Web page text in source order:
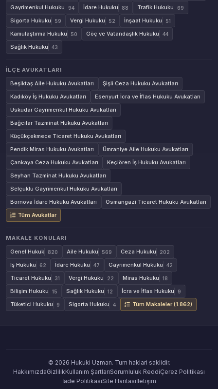
Gayrimenkul Hukuku 94 İdare Hukuku 88 Trafik Hukuku 69
Sigorta Hukuku 59 Vergi Hukuku 52 İnşaat Hukuku 51
Kamulaştırma Hukuku 50 Göç ve Vatandaşlık Hukuku 44
Sağlık Hukuku 43
İLÇE AVUKATLARI
Beşiktaş Aile Hukuku Avukatları
Şişli Ceza Hukuku Avukatları
Kadıköy İş Hukuku Avukatları
Esenyurt İcra ve İflas Hukuku Avukatları
Üsküdar Gayrimenkul Hukuku Avukatları
Bağcılar Tazminat Hukuku Avukatları
Küçükçekmece Ticaret Hukuku Avukatları
Pendik Miras Hukuku Avukatları
Ümraniye Aile Hukuku Avukatları
Çankaya Ceza Hukuku Avukatları
Keçiören İş Hukuku Avukatları
Seyhan Tazminat Hukuku Avukatları
Selçuklu Gayrimenkul Hukuku Avukatları
Bornova İdare Hukuku Avukatları
Osmangazi Ticaret Hukuku Avukatları
Tüm Avukatlar
MAKALE KONULARI
Genel Hukuk
820 Aile Hukuku 569 Ceza Hukuku 202
İş Hukuku 62 İdare Hukuku 47 Gayrimenkul Hukuku 42
Ticaret Hukuku 31 Vergi Hukuku 22 Miras Hukuku 18
Bilişim Hukuku 15 Sağlık Hukuku 12 İcra ve İflas Hukuku 9
Tüketici Hukuku 9 Sigorta Hukuku 4 Tüm Makaleler (1.862)
© 2026 Hukuki Uzman. Tum haklari saklidir.
HakkımızdaGizlilikKullanım ŞartlarıSorumluluk ReddiÇerez Politikası
İade PolitikasıSite Haritasıİletişim